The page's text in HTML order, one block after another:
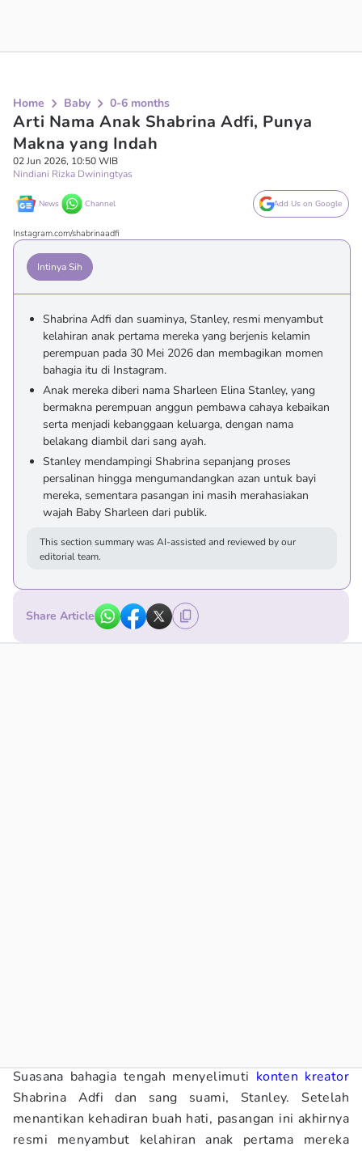
Home Baby 0-6 months
Arti Nama Anak Shabrina Adfi, Punya
Makna yang Indah
02 Jun 2026, 10:50 WIB
Nindiani Rizka Dwiningtyas
News Channel Add Us on Google
Instagram.com/shabrinaadfi
Intinya Sih
Shabrina Adfi dan suaminya, Stanley, resmi menyambut
kelahiran anak pertama mereka yang berjenis kelamin
perempuan pada 30 Mei 2026 dan membagikan momen
bahagia itu di Instagram.
Anak mereka diberi nama Sharleen Elina Stanley, yang
bermakna perempuan anggun pembawa cahaya kebaikan
serta menjadi kebanggaan keluarga, dengan nama
belakang diambil dari sang ayah.
Stanley mendampingi Shabrina sepanjang proses
persalinan hingga mengumandangkan azan untuk bayi
mereka, sementara pasangan ini masih merahasiakan
wajah Baby Sharleen dari publik.
This section summary was AI-assisted and reviewed by our
editorial team.
Share Article
Suasana bahagia tengah menyelimuti konten kreator
Shabrina Adfi dan sang suami, Stanley. Setelah
menantikan kehadiran buah hati, pasangan ini akhirnya
resmi menyambut kelahiran anak pertama mereka